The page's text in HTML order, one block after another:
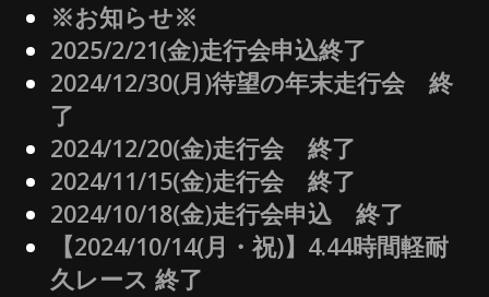
※お知らせ※
2025/2/21(金)走行会申込終了
2024/12/30(月)待望の年末走行会 終
了
2024/12/20(金)走行会 終了
2024/11/15(金)走行会 終了
2024/10/18(金)走行会申込 終了
【2024/10/14(月・祝)】4.44時間軽耐
久レース 終了